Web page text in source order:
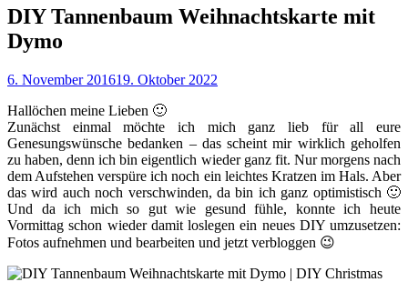
DIY Tannenbaum Weihnachtskarte mit
Dymo
6. November 201619. Oktober 2022
Hallöchen meine Lieben 🙂
Zunächst einmal möchte ich mich ganz lieb für all eure
Genesungswünsche bedanken – das scheint mir wirklich geholfen
zu haben, denn ich bin eigentlich wieder ganz fit. Nur morgens nach
dem Aufstehen verspüre ich noch ein leichtes Kratzen im Hals. Aber
das wird auch noch verschwinden, da bin ich ganz optimistisch 🙂
Und da ich mich so gut wie gesund fühle, konnte ich heute
Vormittag schon wieder damit loslegen ein neues DIY umzusetzen:
Fotos aufnehmen und bearbeiten und jetzt verbloggen 😉